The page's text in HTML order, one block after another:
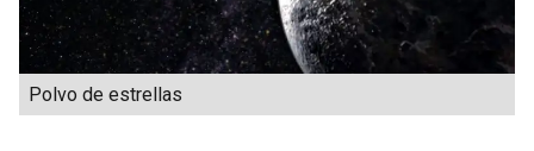
Polvo de estrellas